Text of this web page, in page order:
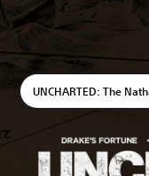
UNCHARTED: The